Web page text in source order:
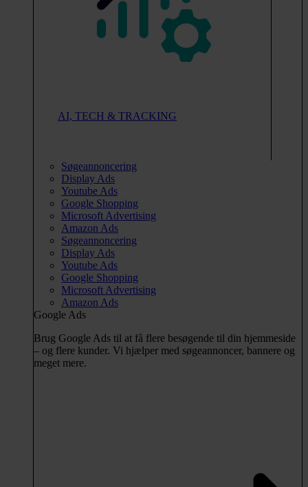
AI, TECH & TRACKING
Søgeannoncering
Display Ads
Youtube Ads
Google Shopping
Microsoft Advertising
Amazon Ads
Søgeannoncering
Display Ads
Youtube Ads
Google Shopping
Microsoft Advertising
Amazon Ads
Google Ads
Brug Google Ads til at få flere besøgende til din hjemmeside
– og flere kunder. Vi hjælper med søgeannoncer, bannere og
meget mere.